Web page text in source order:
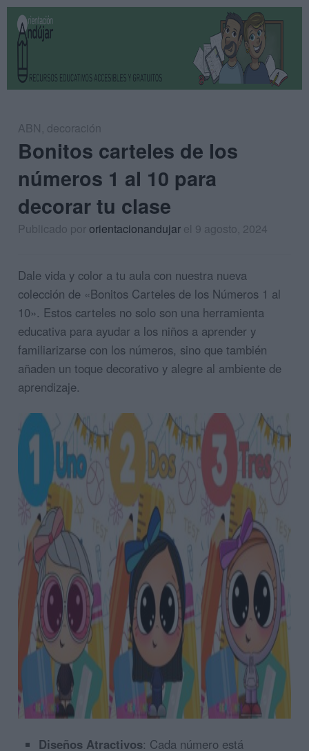
ABN, decoración
Bonitos carteles de los
números 1 al 10 para
decorar tu clase
Publicado pororientacionandujar el 9 agosto, 2024
Dale vida y color a tu aula con nuestra nueva
colección de «Bonitos Carteles de los Números 1 al
10». Estos carteles no solo son una herramienta
educativa para ayudar a los niños a aprender y
familiarizarse con los números, sino que también
añaden un toque decorativo y alegre al ambiente de
aprendizaje.
Diseños Atractivos: Cada número está